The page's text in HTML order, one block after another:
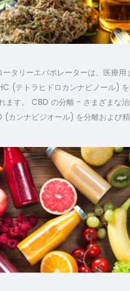
タリーエバポレーターは、医療用
(テトラヒドロカンナビノール)
ます。 CBD の分離 - さまざまな
(カンナビジオール) を分離および